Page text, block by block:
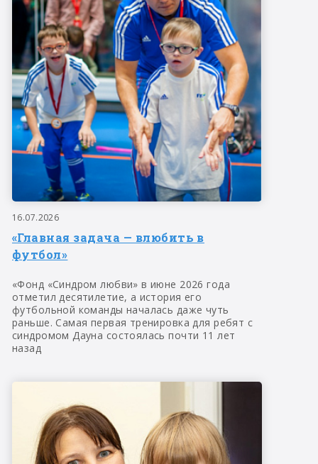
16.07.2026
«Главная задача — влюбить в
футбол»
«Фонд «Синдром любви» в июне 2026 года
отметил десятилетие, а история его
футбольной команды началась даже чуть
раньше. Самая первая тренировка для ребят с
синдромом Дауна состоялась почти 11 лет
назад